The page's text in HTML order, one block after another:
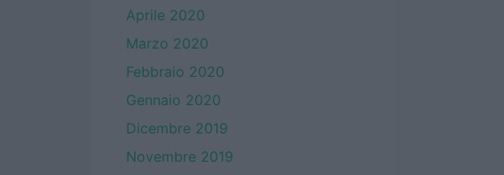
Aprile 2020
Marzo 2020
Febbraio 2020
Gennaio 2020
Dicembre 2019
Novembre 2019